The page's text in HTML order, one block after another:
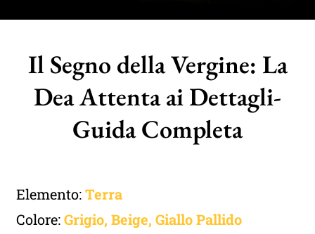
Il Segno della Vergine: La
Dea Attenta ai Dettagli-
Guida Completa
Elemento:Terra
Colore:Grigio, Beige, Giallo Pallido